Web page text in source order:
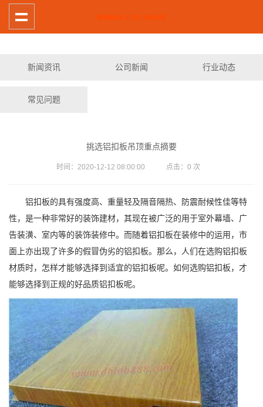
新闻资讯 公司新闻 行业动态
常见问题
挑选铝扣板吊顶重点摘要
时间：2020-12-12 08:00:00 点击： 0 次
铝扣板的具有强度高、重量轻及隔音隔热、防震耐候性佳等特
性，是一种非常好的装饰建材，其现在被广泛的用于室外幕墙、广
告装潢、室内等的装饰装修中。而随着铝扣板在装修中的运用，市
面上亦出现了许多的假冒伪劣的铝扣板。那么，人们在选购铝扣板
材质时，怎样才能够选择到适宜的铝扣板呢。如何选购铝扣板，才
能够选择到正规的好品质铝扣板呢。